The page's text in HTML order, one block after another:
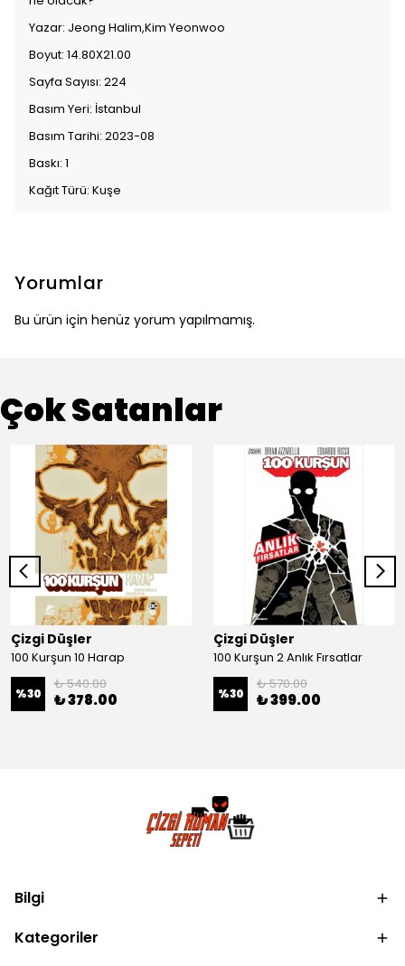
Yazar: Jeong Halim,Kim Yeonwoo
Boyut: 14.80X21.00
Sayfa Sayısı: 224
Basım Yeri: İstanbul
Basım Tarihi: 2023-08
Baskı: 1
Kağıt Türü: Kuşe
Yorumlar
Bu ürün için henüz yorum yapılmamış.
Çok Satanlar
Çizgi Düşler
100 Kurşun 10 Harap
%30
₺ 540.00
₺ 378.00
Çizgi Düşler
100 Kurşun 2 Anlık Fırsatlar
%30
₺ 570.00
₺ 399.00
Bilgi
Kategoriler